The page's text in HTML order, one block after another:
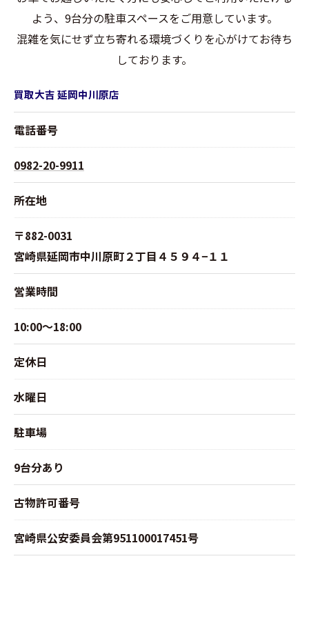
よう、9台分の駐車スペースをご用意しています。
混雑を気にせず立ち寄れる環境づくりを心がけてお待ち
しております。
買取大吉 延岡中川原店
電話番号
0982-20-9911
所在地
〒882-0031
宮崎県延岡市中川原町２丁目４５９４−１１
営業時間
10:00～18:00
定休日
水曜日
駐車場
9台分あり
古物許可番号
宮崎県公安委員会第951100017451号